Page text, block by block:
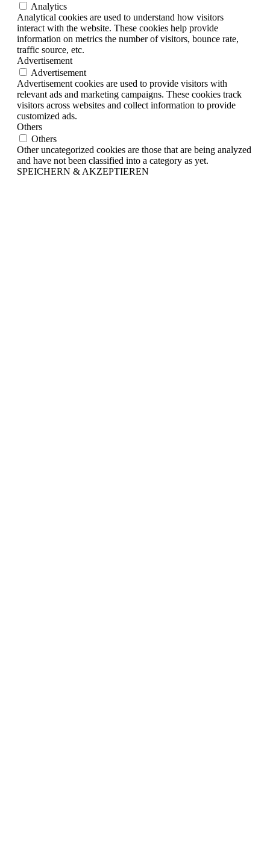
Analytics
Analytical cookies are used to understand how visitors
interact with the website. These cookies help provide
information on metrics the number of visitors, bounce rate,
traffic source, etc.
Advertisement
Advertisement
Advertisement cookies are used to provide visitors with
relevant ads and marketing campaigns. These cookies track
visitors across websites and collect information to provide
customized ads.
Others
Others
Other uncategorized cookies are those that are being analyzed
and have not been classified into a category as yet.
SPEICHERN & AKZEPTIEREN